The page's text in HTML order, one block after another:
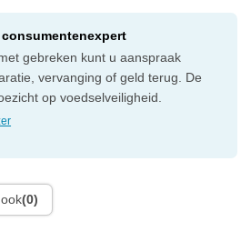
gebreken kunt u aanspraak
vervanging of geld terug. De
op voedselveiligheid.
(0)